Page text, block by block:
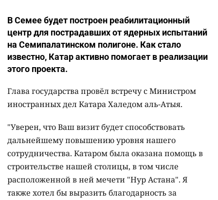
В Семее будет построен реабилитационный
центр для пострадавших от ядерных испытаний
на Семипалатинском полигоне. Как стало
известно, Катар активно помогает в реализации
этого проекта.
Глава государства провёл встречу с Министром
иностранных дел Катара Халедом аль-Атыя.
"Уверен, что Ваш визит будет способствовать
дальнейшему повышению уровня нашего
сотрудничества. Катаром была оказана помощь в
строительстве нашей столицы, в том числе
расположенной в ней мечети "Нур Астана". Я
также хотел бы выразить благодарность за